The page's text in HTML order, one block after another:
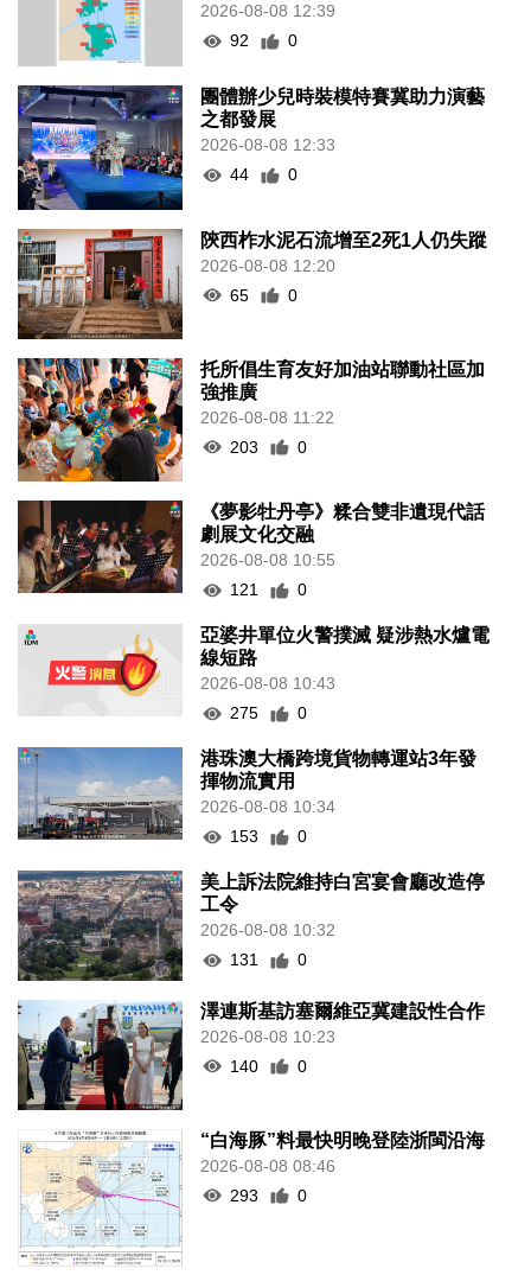
2026-08-08 12:39
92
0
團體辦少兒時裝模特賽冀助力演藝
之都發展
2026-08-08 12:33
44
0
陝西柞水泥石流增至2死1人仍失蹤
2026-08-08 12:20
65
0
托所倡生育友好加油站聯動社區加
強推廣
2026-08-08 11:22
203
0
《夢影牡丹亭》糅合雙非遺現代話
劇展文化交融
2026-08-08 10:55
121
0
亞婆井單位火警撲滅 疑涉熱水爐電
線短路
2026-08-08 10:43
275
0
港珠澳大橋跨境貨物轉運站3年發
揮物流實用
2026-08-08 10:34
153
0
美上訴法院維持白宮宴會廳改造停
工令
2026-08-08 10:32
131
0
澤連斯基訪塞爾維亞冀建設性合作
2026-08-08 10:23
140
0
“白海豚”料最快明晚登陸浙閩沿海
2026-08-08 08:46
293
0